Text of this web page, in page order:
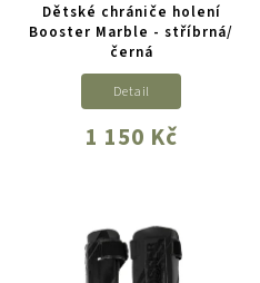
Dětské chrániče holení
Booster Marble - stříbrná/
černá
1 150 Kč
Detail